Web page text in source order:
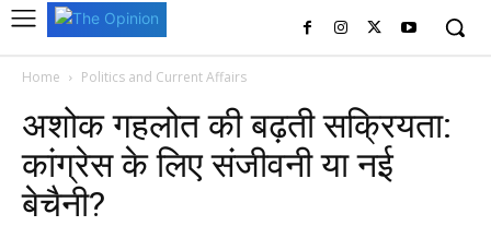
Home Politics and Current Affairs
अशोक गहलोत की बढ़ती सक्रियता:
कांग्रेस के लिए संजीवनी या नई
बेचैनी?